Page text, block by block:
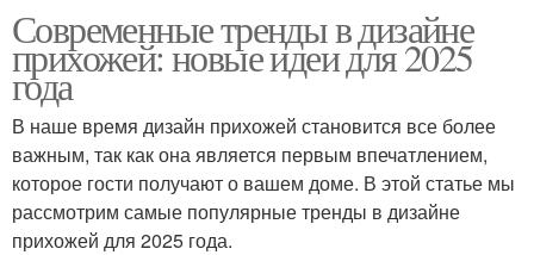
Современные тренды в дизайне
прихожей: новые идеи для 2025
года
В наше время дизайн прихожей становится все более
важным, так как она является первым впечатлением,
которое гости получают о вашем доме. В этой статье мы
рассмотрим самые популярные тренды в дизайне
прихожей для 2025 года.